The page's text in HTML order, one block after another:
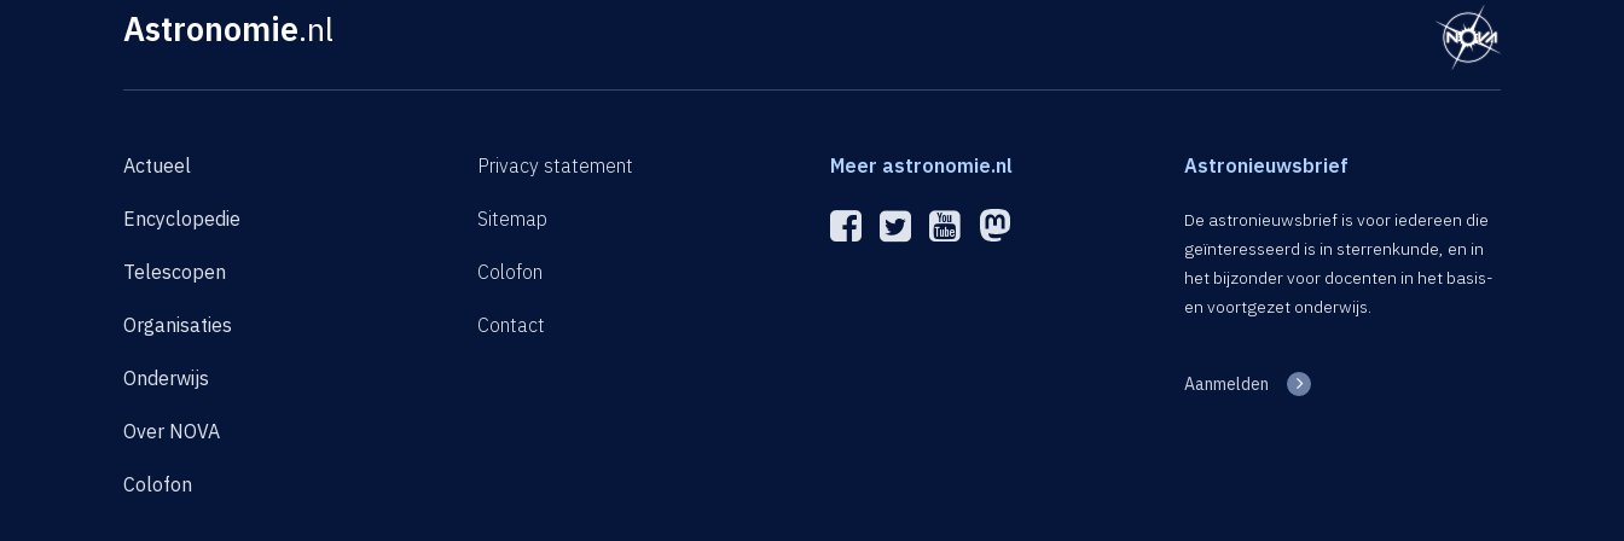
Astronomie.nl
Actueel
Encyclopedie
Telescopen
Organisaties
Onderwijs
Over NOVA
Colofon
Privacy statement
Sitemap
Colofon
Contact
Meer astronomie.nl Astronieuwsbrief
De astronieuwsbrief is voor iedereen die
geïnteresseerd is in sterrenkunde, en in
het bijzonder voor docenten in het basis-
en voortgezet onderwijs.
Aanmelden